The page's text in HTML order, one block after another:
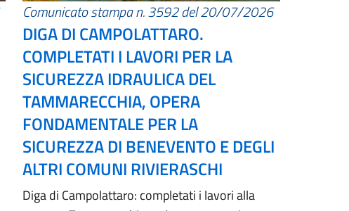
Comunicato stampa n. 3592 del 20/07/2026
DIGA DI CAMPOLATTARO.
COMPLETATI I LAVORI PER LA
SICUREZZA IDRAULICA DEL
TAMMARECCHIA, OPERA
FONDAMENTALE PER LA
SICUREZZA DI BENEVENTO E DEGLI
ALTRI COMUNI RIVIERASCHI
Diga di Campolattaro: completati i lavori alla